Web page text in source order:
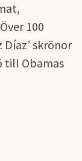
100
skrönor
till Obamas